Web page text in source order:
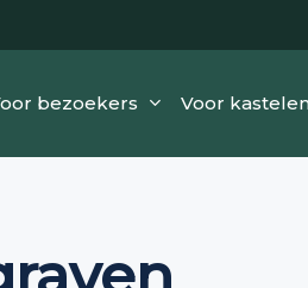
bezoekers Voor